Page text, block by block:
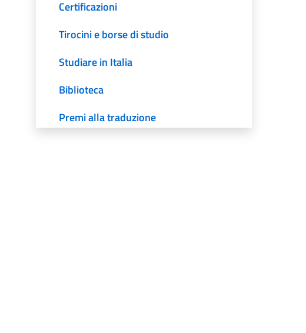
Certificazioni
Tirocini e borse di studio
Studiare in Italia
Biblioteca
Premi alla traduzione